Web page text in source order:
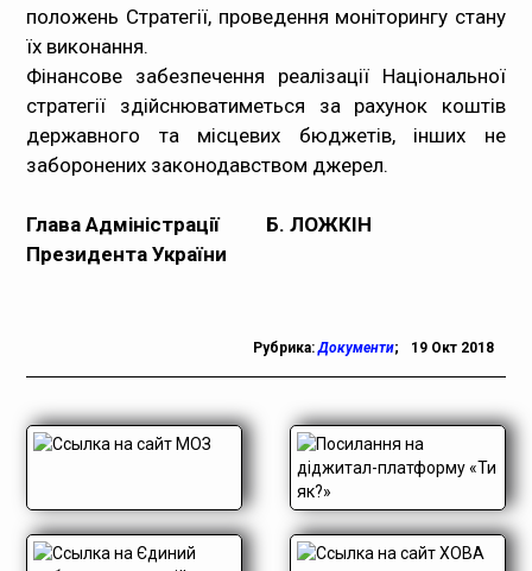
положень Стратегії, проведення моніторингу стану
їх виконання.
Фінансове забезпечення реалізації Національної
стратегії здійснюватиметься за рахунок коштів
державного та місцевих бюджетів, інших не
заборонених законодавством джерел.
Глава Адміністрації
Президента України
Б. ЛОЖКІН
Рубрика:Документи; 19 Окт 2018